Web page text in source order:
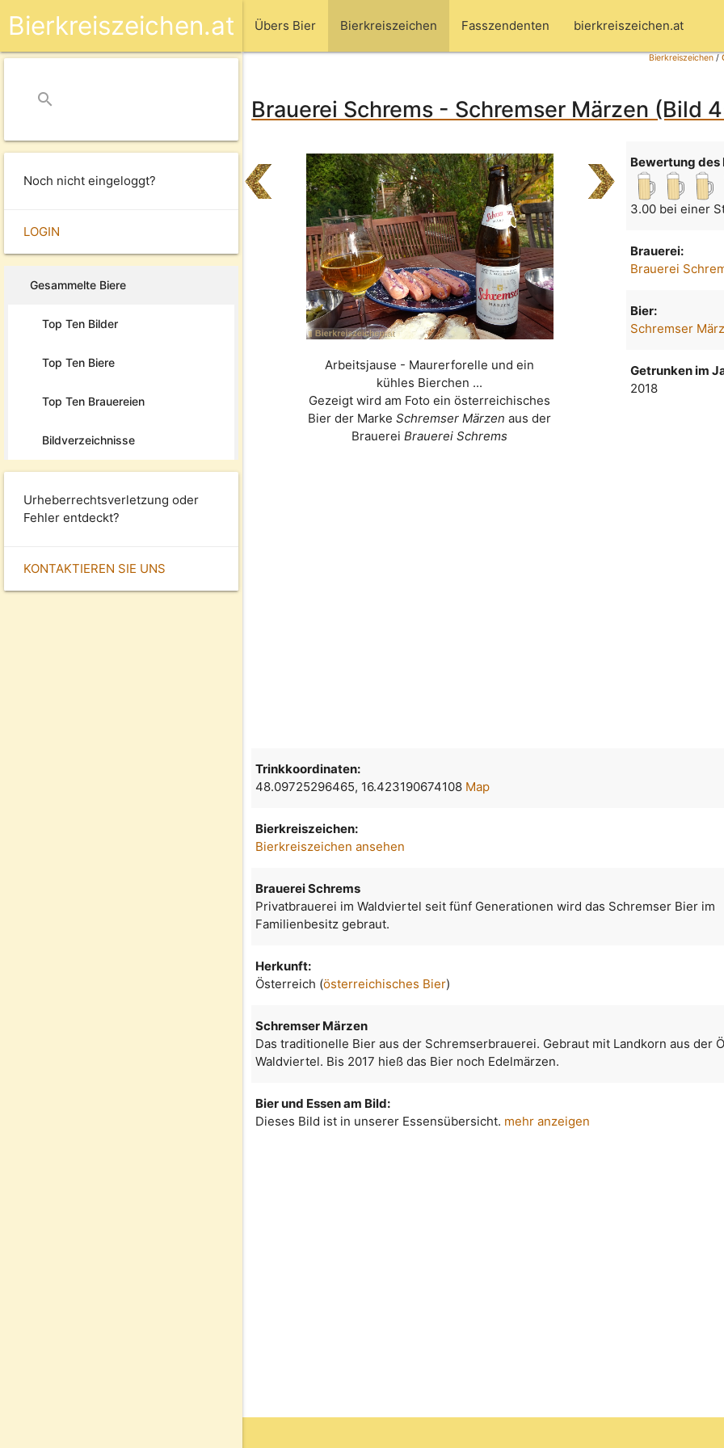
Übers Bier Bierkreiszeichen Fasszendenten bierkreiszeichen.at
Bierkreiszeichen.at
search
Noch nicht eingeloggt?
LOGIN
Gesammelte Biere
Top Ten Bilder
Top Ten Biere
Top Ten Brauereien
Bildverzeichnisse
Urheberrechtsverletzung oder
Fehler entdeckt?
KONTAKTIEREN SIE UNS
Bierkreiszeichen/
Brauerei Schrems - Schremser Märzen (Bild
Arbeitsjause - Maurerforelle und ein
kühles Bierchen ...
Gezeigt wird am Foto ein österreichisches
Bier der MarkeSchremser Märzen aus der
BrauereiBrauerei Schrems
Bewertung des
3.00 bei einer
Brauerei:
Brauerei
Bier:
Schremser
Getrunken im
2018
Trinkkoordinaten:
48.09725296465, 16.423190674108 Map
Bierkreiszeichen:
Bierkreiszeichen ansehen
Brauerei Schrems
Privatbrauerei im Waldviertel seit fünf Generationen wird das Schremser Bier im
Familienbesitz gebraut.
Herkunft:
Österreich (österreichisches Bier)
Schremser Märzen
Das traditionelle Bier aus der Schremserbrauerei. Gebraut mit Landkorn aus der
Waldviertel. Bis 2017 hieß das Bier noch Edelmärzen.
Bier und Essen am Bild:
Dieses Bild ist in unserer Essensübersicht. mehr anzeigen